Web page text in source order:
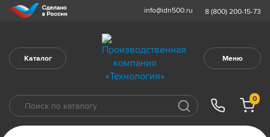
info@idn500.ru 8 (800) 200-15-73
Каталог Меню
0